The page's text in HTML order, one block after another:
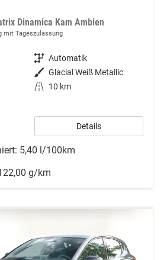
Dinamica Kam Ambien
mit Tageszulassung
Getriebe Automatik
Außenfarbe Glacial Weiß Metallic
Kilometerstand
10 km
Details
5,40 l/100km
g/km